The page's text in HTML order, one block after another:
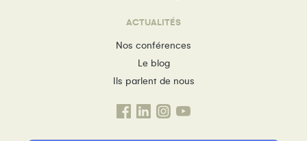
ACTUALITÉS
Nos conférences
Le blog
Ils parlent de nous